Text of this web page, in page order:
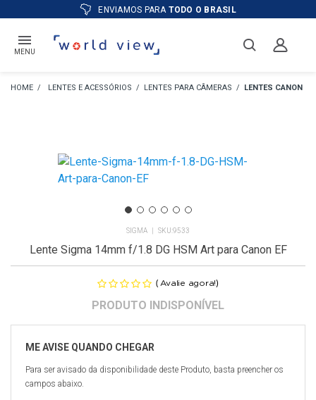
ATÉ12XE PREÇO ESPECIAL
MENU
LENTES E ACESSÓRIOS LENTES PARA CÂMERAS LENTES CANON
SIGMA 9533
Lente Sigma 14mm f/1.8 DG HSM Art para Canon EF
(Avalie agora!)
Para ser avisado da disponibilidade deste Produto, basta preencher os
campos abaixo.